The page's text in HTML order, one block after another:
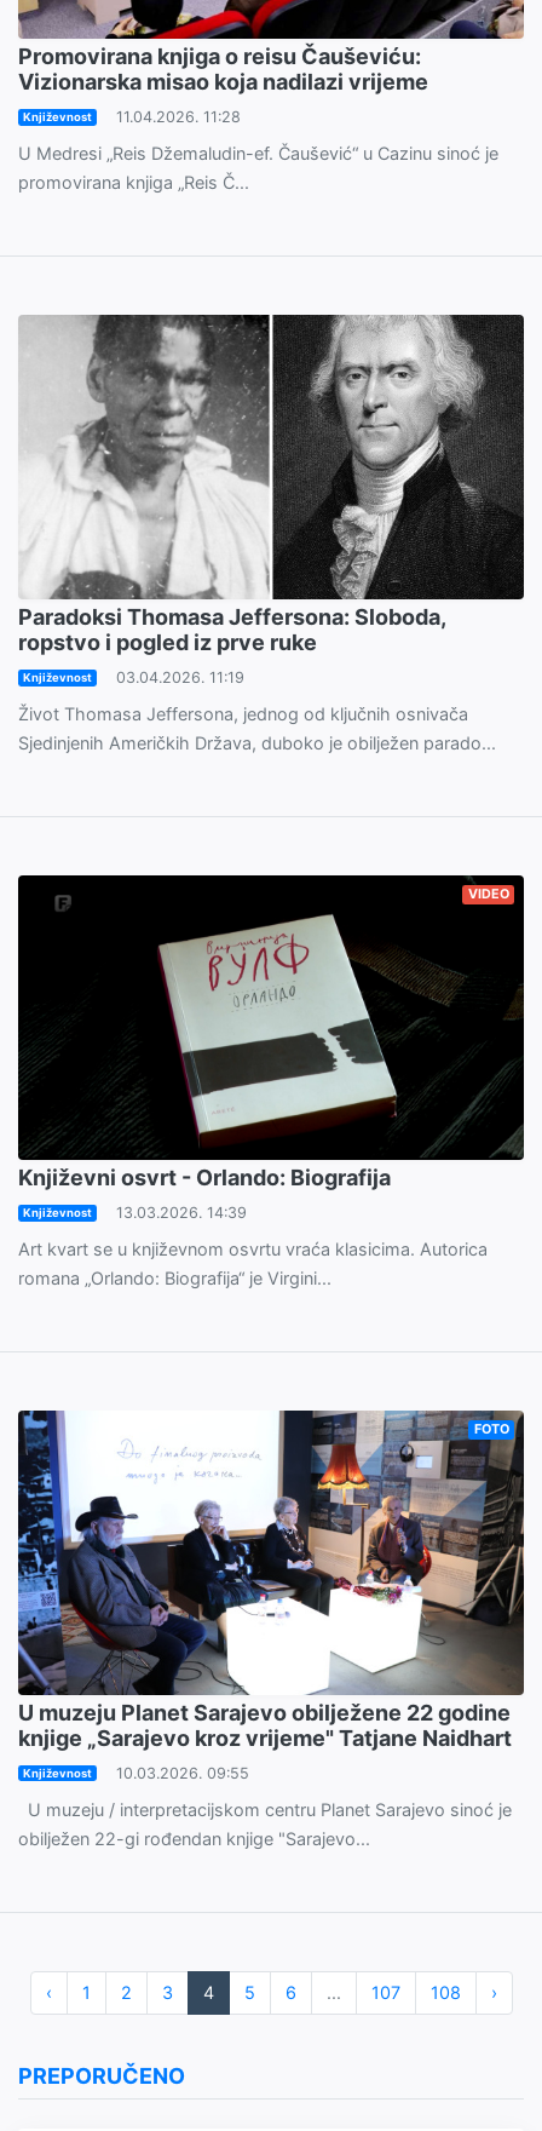
Promovirana knjiga o reisu Čauševiću:
Vizionarska misao koja nadilazi vrijeme
Književnost 11.04.2026. 11:28
U Medresi „Reis Džemaludin-ef. Čaušević“ u Cazinu sinoć je
promovirana knjiga „Reis Č...
Paradoksi Thomasa Jeffersona: Sloboda,
ropstvo i pogled iz prve ruke
Književnost 03.04.2026. 11:19
Život Thomasa Jeffersona, jednog od ključnih osnivača
Sjedinjenih Američkih Država, duboko je obilježen parado...
VIDEO
Književni osvrt - Orlando: Biografija
Književnost 13.03.2026. 14:39
Art kvart se u književnom osvrtu vraća klasicima. Autorica
romana „Orlando: Biografija“ je Virgini...
FOTO
U muzeju Planet Sarajevo obilježene 22 godine
knjige „Sarajevo kroz vrijeme" Tatjane Naidhart
Književnost 10.03.2026. 09:55
U muzeju / interpretacijskom centru Planet Sarajevo sinoć je
obilježen 22-gi rođendan knjige "Sarajevo...
‹ 1 2 3 4 5 6 ... 107 108 ›
PREPORUČENO